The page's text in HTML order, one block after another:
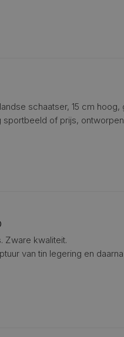
schaatser, 15 cm hoog,
sportbeeld of prijs,
Zware kwaliteit.
van tin legering en